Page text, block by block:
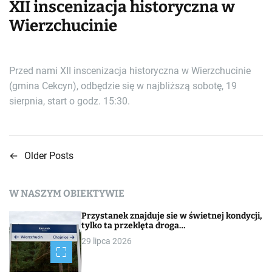
XII inscenizacja historyczna w
Wierzchucinie
Przed nami XII inscenizacja historyczna w Wierzchucinie
(gmina Cekcyn), odbędzie się w najbliższą sobotę, 19
sierpnia, start o godz. 15:30.
N
i
g
← Older Posts
W NASZYM OBIEKTYWIE
Przystanek znajduje sie w świetnej kondycji,
tylko ta przeklęta droga…
29 lipca 2026